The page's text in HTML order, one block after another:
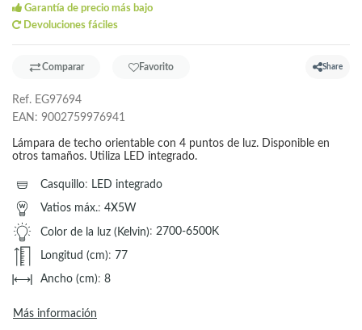
Garantía de precio más bajo
Devoluciones fáciles
Comparar Favorito Share
Ref. EG97694
EAN: 9002759976941
Lámpara de techo orientable con 4 puntos de luz. Disponible en
otros tamaños. Utiliza LED integrado.
Casquillo: LED integrado
Vatios máx.: 4X5W
Color de la luz (Kelvin): 2700-6500K
Longitud (cm): 77
Ancho (cm): 8
Más información